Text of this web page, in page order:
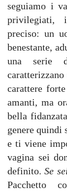
seguiamo i
privilegiati,
preciso: un
benestante,
una serie
carattere
amanti, ma
bella
genere quindi
e ti viene
vagina sei
definito.Se
Pacchetto